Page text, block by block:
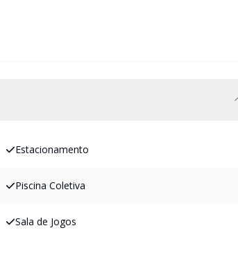
Estacionamento
Piscina Coletiva
Sala de Jogos